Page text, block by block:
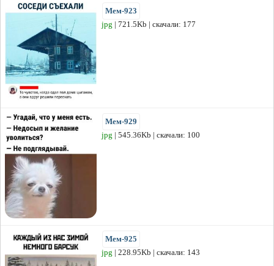
Мем-923
jpg | 721.5Kb | скачали: 177
Мем-929
jpg | 545.36Kb | скачали: 100
Мем-925
jpg | 228.95Kb | скачали: 143